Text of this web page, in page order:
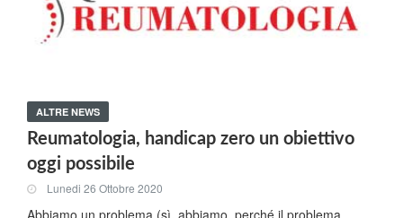
ALTRE NEWS
Reumatologia, handicap zero un obiettivo
oggi possibile
Lunedi 26 Ottobre 2020
Abbiamo un problema (sì, abbiamo, perché il problema